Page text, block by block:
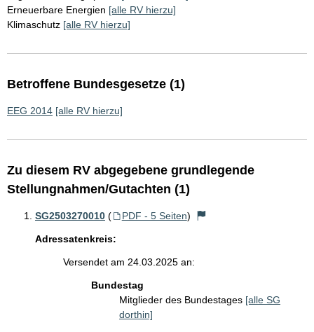
Erneuerbare Energien [alle RV hierzu]
Klimaschutz [alle RV hierzu]
Betroffene Bundesgesetze (1)
EEG 2014 [alle RV hierzu]
Zu diesem RV abgegebene grundlegende
Stellungnahmen/Gutachten (1)
SG2503270010 ( PDF - 5 Seiten)
Adressatenkreis:
Versendet am 24.03.2025 an:
Bundestag
Mitglieder des Bundestages [alle SG
dorthin]